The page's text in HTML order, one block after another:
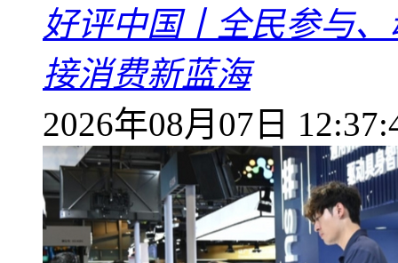
好评中国丨全民参与
接消费新蓝海
2026年08月07日